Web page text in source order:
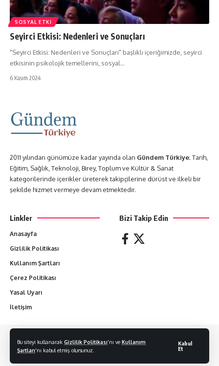
Bu siteyi kullanarak Gizlilik Politikası'nı ve Kullanım
Şartları'nı kabul etmiş olursunuz.
Kabul
Et
SOSYAL ETKI
Seyirci Etkisi: Nedenleri ve Sonuçları
"Seyirci Etkisi: Nedenleri ve Sonuçları" başlıklı içeriğimizde, seyirci
etkisinin psikolojik temellerini, sosyal…
6 Kasım 2024
2011 yılından günümüze kadar yayında olan Gündem Türkiye; Tarih,
Eğitim, Sağlık, Teknoloji, Birey, Toplum ve Kültür & Sanat
kategorilerinde içerikler üreterek takipçilerine dürüst ve ilkeli bir
şekilde hizmet vermeye devam etmektedir.
Linkler
Anasayfa
Gizlilik Politikası
Kullanım Şartları
Çerez Politikası
Yasal Uyarı
İletişim
Bizi Takip Edin
kopyalanamaz.
© 2011-2024 Gündem Türkiye